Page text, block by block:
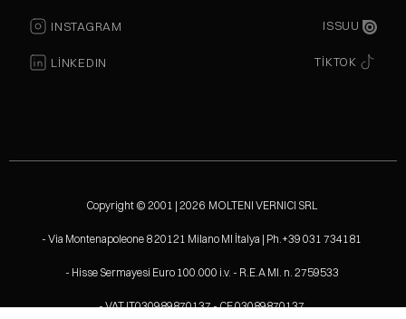
INSTAGRAM
LINKEDIN
ISSUU
TIKTOK
Copyright © 2001 | 2026 MOLTENI VERNICI SRL
- Via Montenapoleone 8 20121 Milano MI İtalya | Ph.+39 031 734181
- Hisse Sermayesi Euro 100.000 i.v. - R.E.A MI. n. 2759533
- VAT IT030989870137 - CF.03089870137